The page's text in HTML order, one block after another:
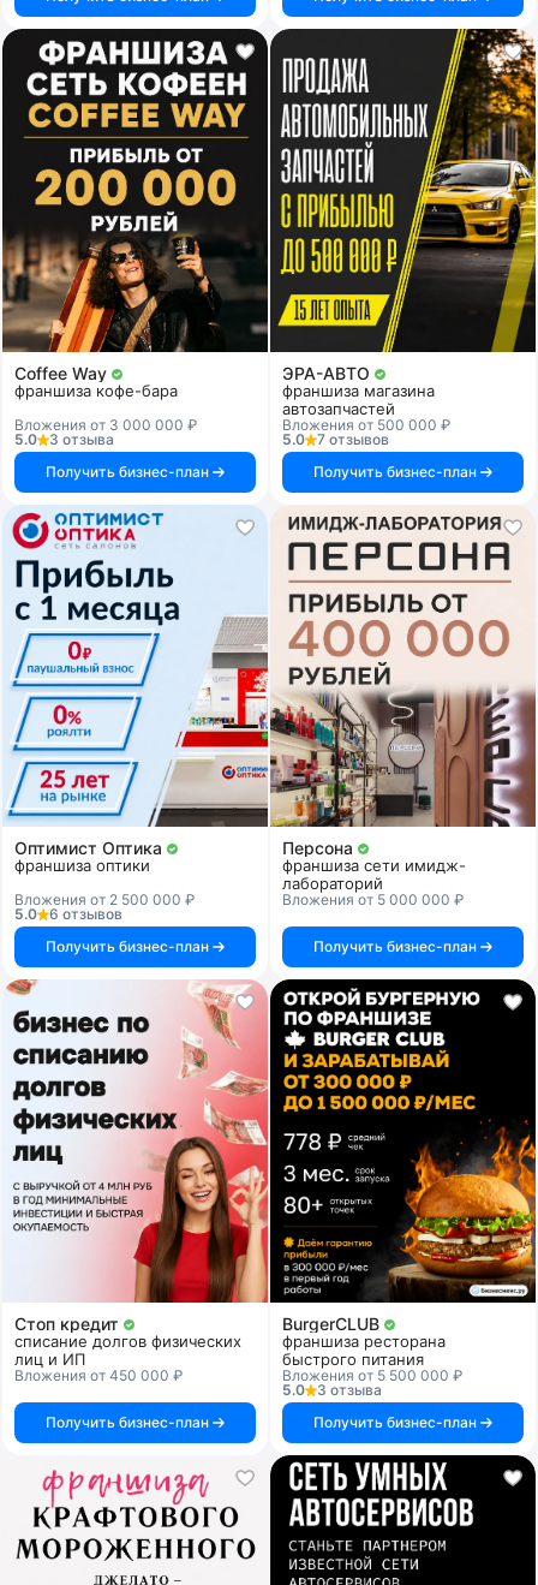
Coffee Way
франшиза кофе-бара
Вложения от 3 000 000 ₽
5.0
3 отзыва
Получить бизнес-план
ЭРА-АВТО
франшиза магазина
автозапчастей
Вложения от 500 000 ₽
5.0
7 отзывов
Получить бизнес-план
Оптимист Оптика
франшиза оптики
Вложения от 2 500 000 ₽
5.0
6 отзывов
Получить бизнес-план
Персона
франшиза сети имидж-
лабораторий
Вложения от 5 000 000 ₽
Получить бизнес-план
Стоп кредит
списание долгов физических
лиц и ИП
Вложения от 450 000 ₽
Получить бизнес-план
BurgerCLUB
франшиза ресторана
быстрого питания
Вложения от 5 500 000 ₽
5.0
3 отзыва
Получить бизнес-план